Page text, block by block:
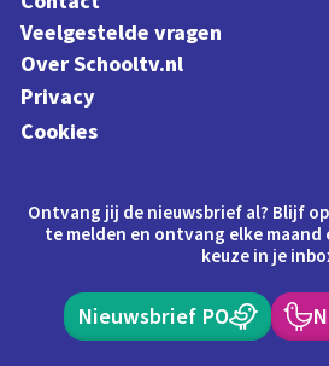
Veelgestelde vragen
Over Schooltv.nl
Privacy
Cookies
Ontvang jij de nieuwsbrief al? Blijf
te melden en ontvang elke
keuze in je
Nieuwsbrief PO